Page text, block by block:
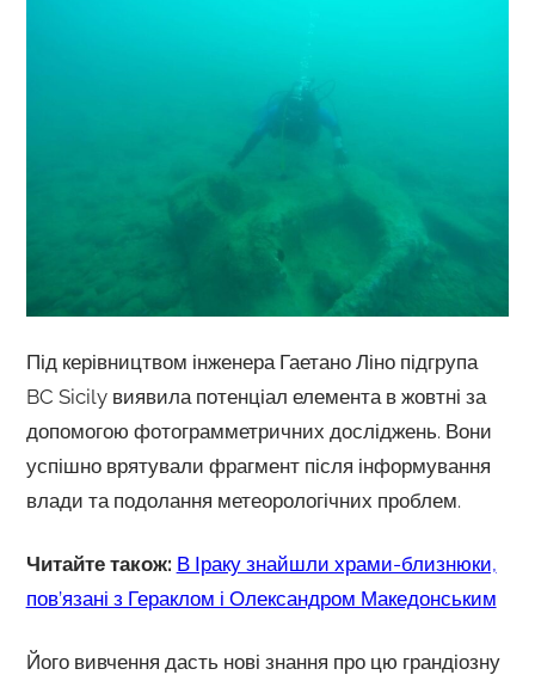
Під керівництвом інженера Гаетано Ліно підгрупа
BC Sicily виявила потенціал елемента в жовтні за
допомогою фотограмметричних досліджень. Вони
успішно врятували фрагмент після інформування
влади та подолання метеорологічних проблем.
Читайте також: В Іраку знайшли храми-близнюки,
пов’язані з Гераклом і Олександром Македонським
Його вивчення дасть нові знання про цю грандіозну